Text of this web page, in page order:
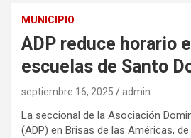
MUNICIPIO
ADP reduce horario
escuelas de Santo
septiembre 16, 2025 admin
La seccional de la Asociación
(ADP) en Brisas de las Américas,